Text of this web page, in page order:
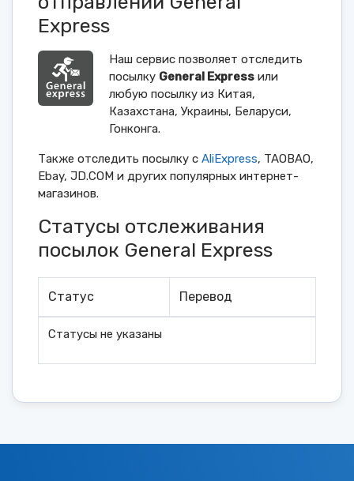
Express
Наш сервис позволяет отследить
посылку General Express или
любую посылку из Китая,
Казахстана, Украины, Беларуси,
Гонконга.
Также отследить посылку с AliExpress, TAOBAO,
Ebay, JD.COM и других популярных интернет-
магазинов.
Статусы отслеживания
посылок General Express
Статус Перевод
Статусы не указаны